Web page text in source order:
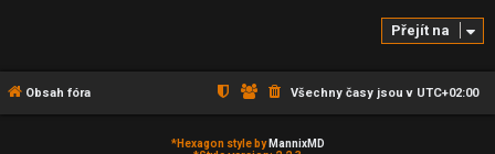
Přejít na
Obsah fóra Všechny časy jsou v UTC+02:00
*Hexagon style by MannixMD